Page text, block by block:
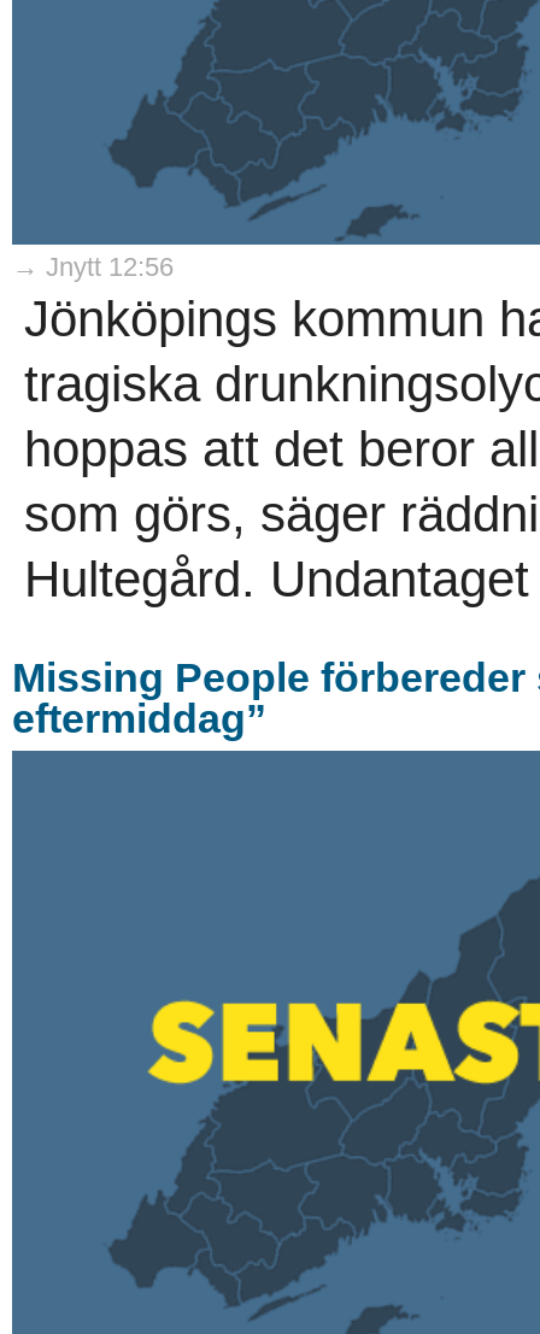
→ Jnytt 12:56
Jönköpings kommun
tragiska
hoppas att det beror
som görs, säger
Hultegård.
Missing People
eftermiddag”